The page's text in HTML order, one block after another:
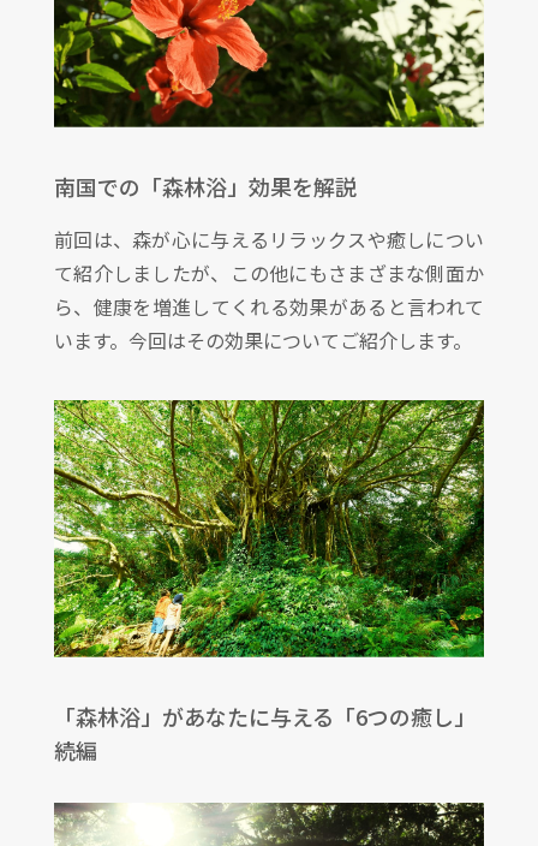
南国での「森林浴」効果を解説
前回は、森が心に与えるリラックスや癒しについ
て紹介しましたが、この他にもさまざまな側面か
ら、健康を増進してくれる効果があると言われて
います。今回はその効果についてご紹介します。
「森林浴」があなたに与える「6つの癒し」
続編